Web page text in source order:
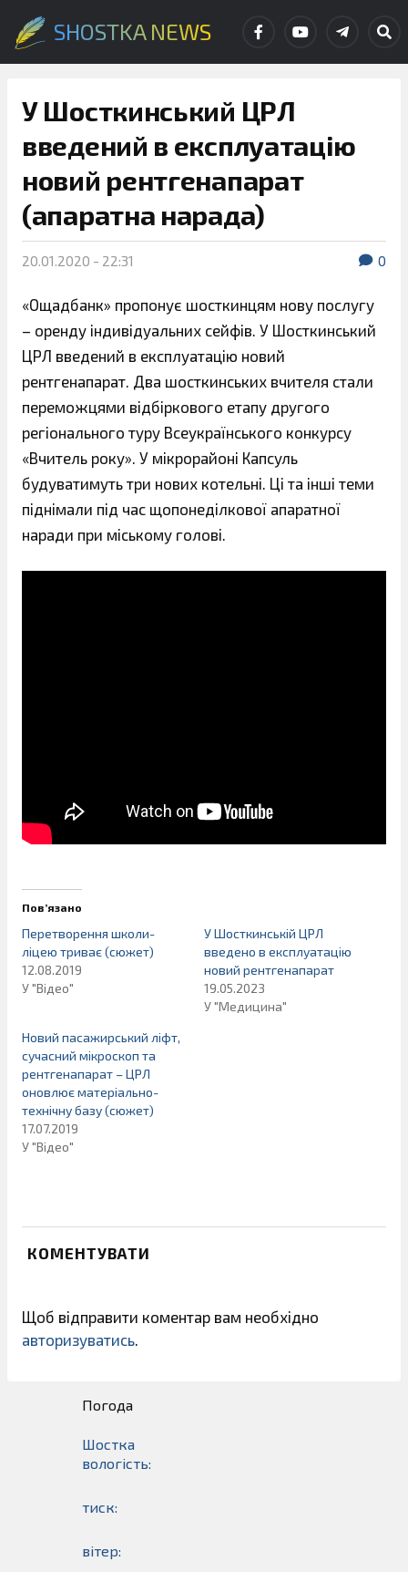
SHOSTKA NEWS
У Шосткинський ЦРЛ
введений в експлуатацію
новий рентгенапарат
(апаратна нарада)
20.01.2020 - 22:31 0
«Ощадбанк» пропонує шосткинцям нову послугу
– оренду індивідуальних сейфів. У Шосткинський
ЦРЛ введений в експлуатацію новий
рентгенапарат. Два шосткинських вчителя стали
переможцями відбіркового етапу другого
регіонального туру Всеукраїнського конкурсу
«Вчитель року». У мікрорайоні Капсуль
будуватимуть три нових котельні. Ці та інші теми
піднімали під час щопонеділкової апаратної
наради при міському голові.
Пов’язано
Перетворення школи-
ліцею триває (сюжет)
12.08.2019
У "Відео"
У Шосткинській ЦРЛ
введено в експлуатацію
новий рентгенапарат
19.05.2023
У "Медицина"
Новий пасажирський ліфт,
сучасний мікроскоп та
рентгенапарат – ЦРЛ
оновлює матеріально-
технічну базу (сюжет)
17.07.2019
У "Відео"
КОМЕНТУВАТИ
Щоб відправити коментар вам необхідно
авторизуватись.
Погода
Шостка
вологість:
тиск:
вітер: